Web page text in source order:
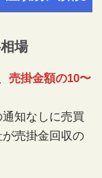
場
売掛金額の10〜
知なしに売買
売掛金回収の